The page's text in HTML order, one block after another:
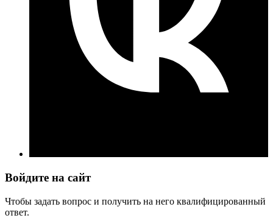
Войдите на сайт
Чтобы задать вопрос и получить на него квалифицированный
ответ.